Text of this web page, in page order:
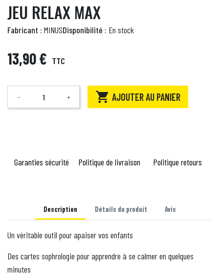
JEU RELAX MAX
Fabricant : MINUSDisponibilité : En stock
13,90 € TTC
Quantité
- +  AJOUTER AU PANIER
Garanties sécurité Politique de livraison Politique retours
Description Détails du produit Avis
Un véritable outil pour apaiser vos enfants
Des cartes sophrologie pour apprendre à se calmer en quelques
minutes